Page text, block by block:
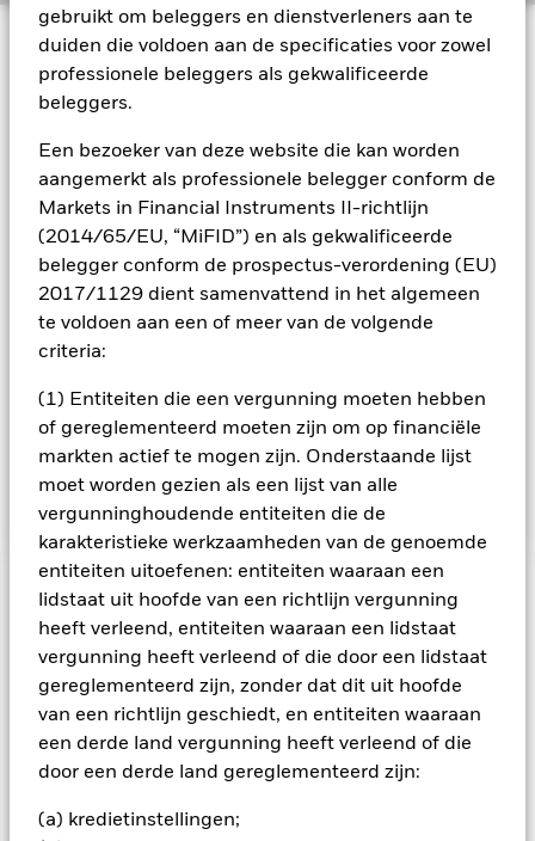
gebruikt om beleggers en dienstverleners aan te
duiden die voldoen aan de specificaties voor zowel
professionele beleggers als gekwalificeerde
beleggers.
Een bezoeker van deze website die kan worden
aangemerkt als professionele belegger conform de
Markets in Financial Instruments II-richtlijn
(2014/65/EU, “MiFID”) en als gekwalificeerde
belegger conform de prospectus-verordening (EU)
2017/1129 dient samenvattend in het algemeen
te voldoen aan een of meer van de volgende
criteria:
(1) Entiteiten die een vergunning moeten hebben
of gereglementeerd moeten zijn om op financiële
markten actief te mogen zijn. Onderstaande lijst
moet worden gezien als een lijst van alle
vergunninghoudende entiteiten die de
karakteristieke werkzaamheden van de genoemde
entiteiten uitoefenen: entiteiten waaraan een
lidstaat uit hoofde van een richtlijn vergunning
heeft verleend, entiteiten waaraan een lidstaat
vergunning heeft verleend of die door een lidstaat
gereglementeerd zijn, zonder dat dit uit hoofde
van een richtlijn geschiedt, en entiteiten waaraan
een derde land vergunning heeft verleend of die
door een derde land gereglementeerd zijn:
(a) kredietinstellingen;
Beleggingsdoel
Het Fonds streeft naar een rendement op uw belegging door
een combinatie van kapitaalgroei en inkomsten uit de activa
aandelenmarkten in ontwikkelde landen, exclusief bedrijven
die betrokken zijn bij of het grootste deel van hun omzet en
hebben op het gebied van milieu, maatschappij en
governance (ESG). Het Fonds wordt passief beheerd en
streeft ernaar te beleggen in aandeleneffecten (bv.
aandelen) die, voor zover dat mogelijk en praktisch haalbaar
is, deel uitmaken van de MSCI World ESG Screened Index (de
Het Fonds kan effecten aanhouden die niet voldoen aan de
ESG-vereisten van de Index tot de desbetreffende effecten
niet langer deel uitmaken van de Index en het (naar het
oordeel van de BB) mogelijk en praktisch haalbaar is om de
positie te liquideren.
BELANGRIJKE GEGEVENS: Kapitaalrisico.De waarde en
het rendement van beleggingen kunnen dalen en stijgen, en
oorspronkelijke inleg.
De waarde van aandelen en aandelengerelateerde effecten
kan worden beïnvloed door dagelijkse schommelingen op de
aandelenmarkten. Tot de andere factoren die van invloed zijn,
behoren politiek en economisch nieuws, bedrijfsresultaten en